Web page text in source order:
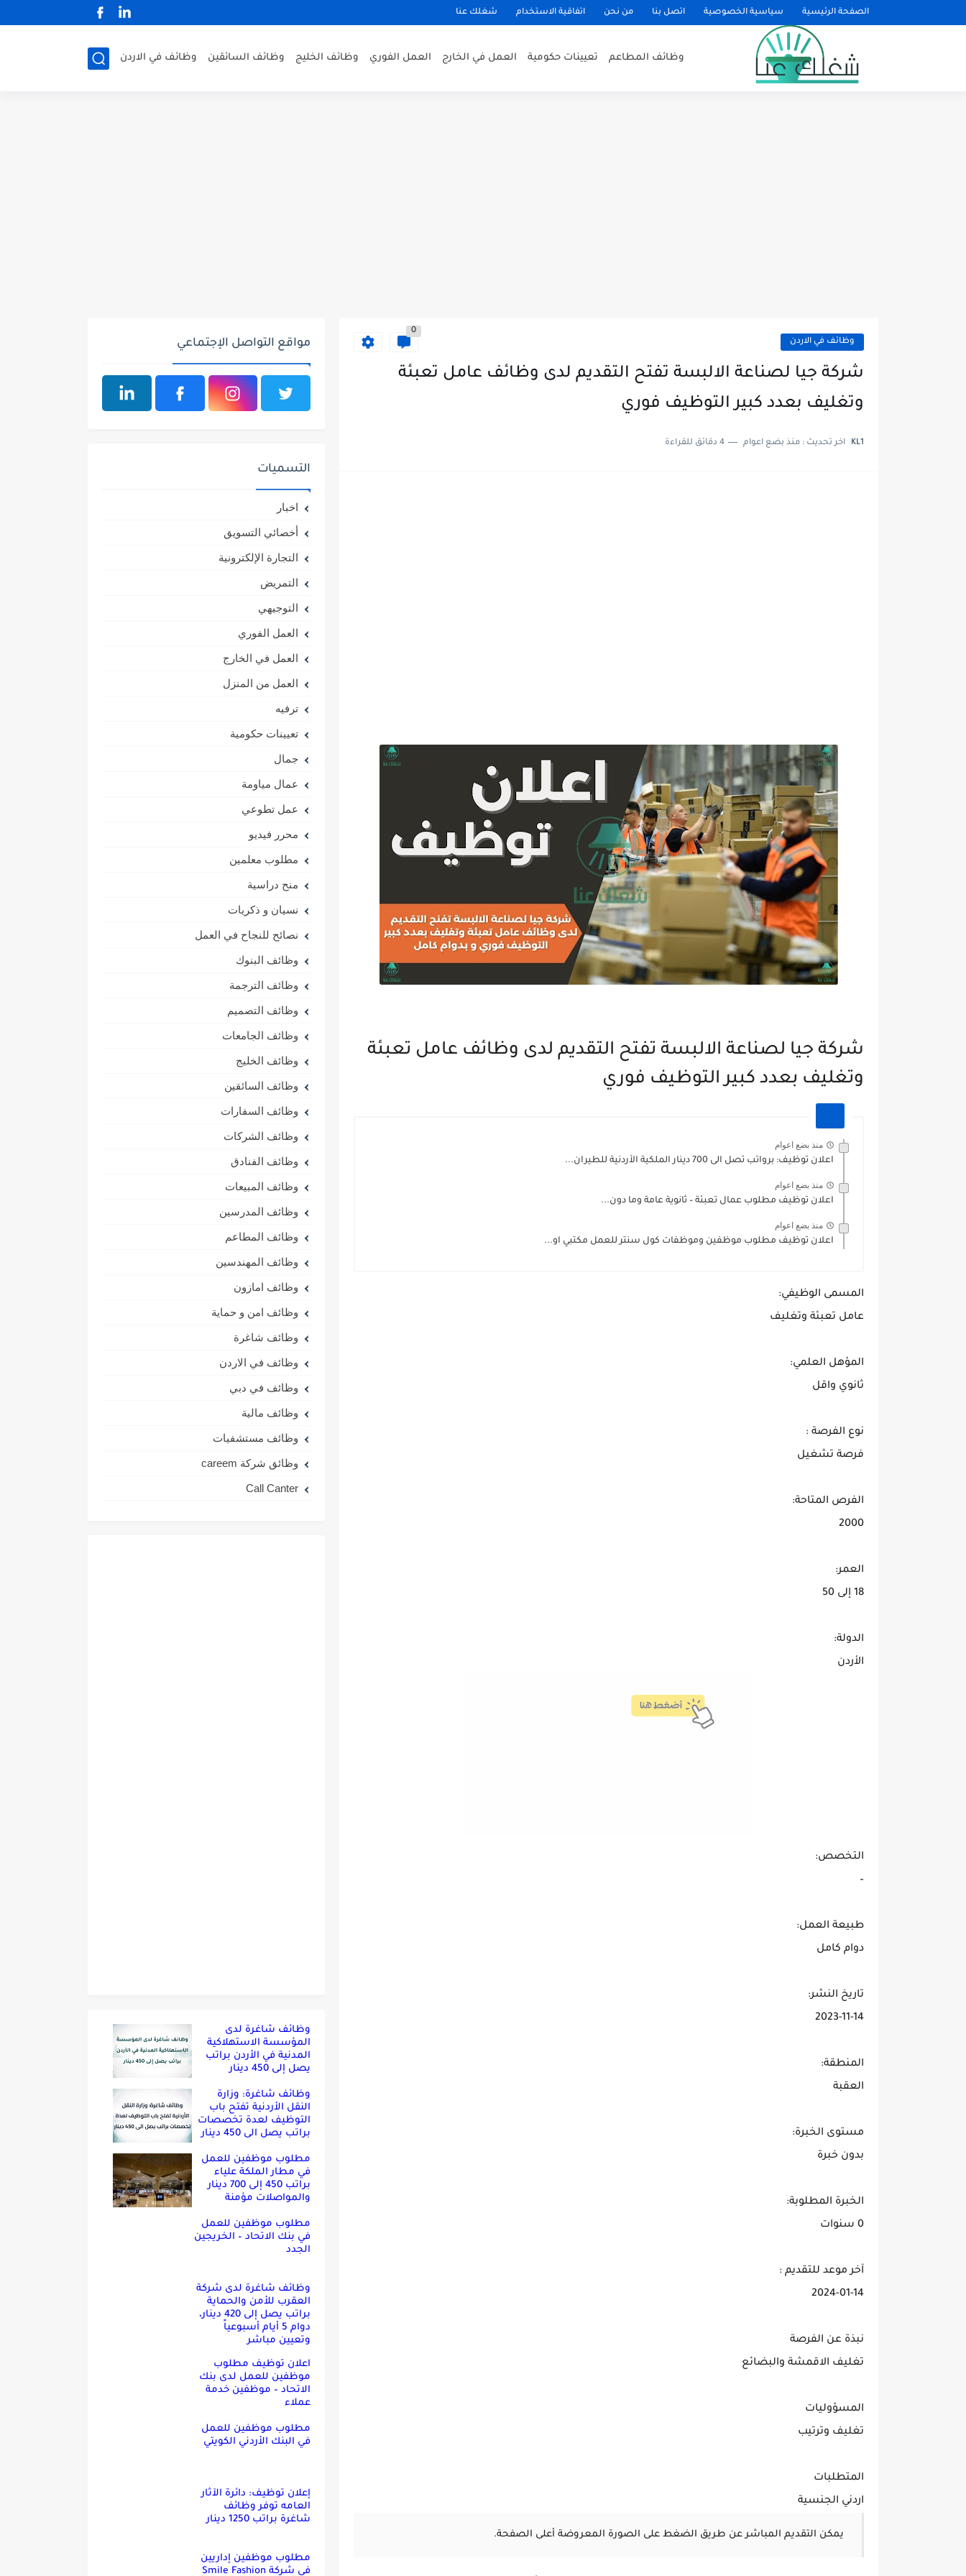
الصفحة الرئيسية سياسية الخصوصية اتصل بنا من نحن اتفاقية الاستخدام شغلك عنا
وظائف المطاعم تعيينات حكومية العمل في الخارج العمل الفوري وظائف الخليج وظائف السائقين وظائف في الاردن
وظائف في الاردن
0
شركة جيا لصناعة الالبسة تفتح التقديم لدى وظائف عامل تعبئة
وتغليف بعدد كبير التوظيف فوري
KL1 اخر تحديث : منذ بضع اعوام 4 دقائق للقراءة
شركة جيا لصناعة الالبسة تفتح التقديم لدى وظائف عامل تعبئة
وتغليف بعدد كبير التوظيف فوري
منذ بضع اعوام
اعلان توظيف: برواتب تصل الى 700 دينار الملكية الأردنية للطيران...
منذ بضع اعوام
اعلان توظيف مطلوب عمال تعبئة – ثانوية عامة وما دون...
منذ بضع اعوام
اعلان توظيف مطلوب موظفين وموظفات كول سنتر للعمل مكتبي او...
المسمى الوظيفي:
عامل تعبئة وتغليف
المؤهل العلمي:
ثانوي واقل
نوع الفرصة :
فرصة تشغيل
الفرص المتاحة:
2000
العمر:
18 إلى 50
الدولة:
الأردن
التخصص:
–
طبيعة العمل:
دوام كامل
تاريخ النشر:
2023-11-14
المنطقة:
العقبة
مستوى الخبرة:
بدون خبرة
الخبرة المطلوبة:
0 سنوات
آخر موعد للتقديم :
2024-01-14
نبذة عن الفرصة
تغليف الاقمشة والبضائع
المسؤوليات
تغليف وترتيب
المتطلبات
اردني الجنسية
يمكن التقديم المباشر عن طريق الضغط على الصورة المعروضة أعلى الصفحة.
مواقع التواصل الإجتماعي
التسميات
اخبار
أخصائي التسويق
التجارة الإلكترونية
التمريض
التوجيهي
العمل الفوري
العمل في الخارج
العمل من المنزل
ترفيه
تعيينات حكومية
جمال
عمال مياومة
عمل تطوعي
محرر فيديو
مطلوب معلمين
منح دراسية
نسيان و ذكريات
نصائح للنجاح في العمل
وظائف البنوك
وظائف الترجمة
وظائف التصميم
وظائف الجامعات
وظائف الخليج
وظائف السائقين
وظائف السفارات
وظائف الشركات
وظائف الفنادق
وظائف المبيعات
وظائف المدرسين
وظائف المطاعم
وظائف المهندسين
وظائف امازون
وظائف امن و حماية
وظائف شاغرة
وظائف في الاردن
وظائف في دبي
وظائف مالية
وظائف مستشفيات
وظائق شركة careem
Call Canter
وظائف شاغرة لدى
المؤسسة الاستهلاكية
المدنية في الأردن براتب
يصل إلى 450 دينار
وظائف شاغرة: وزارة
النقل الأردنية تفتح باب
التوظيف لعدة تخصصات
براتب يصل الى 450 دينار
مطلوب موظفين للعمل
في مطار الملكة علياء
براتب 450 إلى 700 دينار
والمواصلات مؤمنة
مطلوب موظفين للعمل
في بنك الاتحاد – الخريجين
الجدد
وظائف شاغرة لدى شركة
العقرب للأمن والحماية
براتب يصل إلى 420 دينار،
دوام 5 أيام أسبوعياً
وتعيين مباشر
اعلان توظيف مطلوب
موظفين للعمل لدى بنك
الاتحاد – موظفين خدمة
عملاء
مطلوب موظفين للعمل
في البنك الأردني الكويتي
إعلان توظيف: دائرة الآثار
العامه توفر وظائف
شاغرة براتب 1250 دينار
مطلوب موظفين إداريين
في شركة Smile Fashion